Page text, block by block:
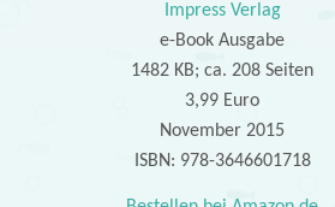
Impress Verlag
e-Book Ausgabe
1482 KB; ca. 208 Seiten
3,99 Euro
November 2015
ISBN: 978-3646601718